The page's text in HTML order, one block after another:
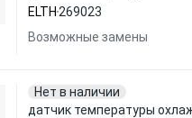
ELTH 269023
Возможные замены
Нет в наличии
датчик температуры